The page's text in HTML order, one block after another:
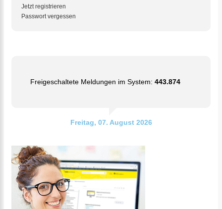
Jetzt registrieren
Passwort vergessen
Freigeschaltete Meldungen im System: 443.874
Freitag, 07. August 2026